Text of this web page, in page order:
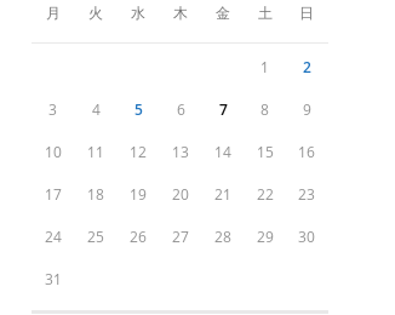
月 火 水 木 金 土 日
1 2
3 4 5 6 7 8 9
10 11 12 13 14 15 16
17 18 19 20 21 22 23
24 25 26 27 28 29 30
31